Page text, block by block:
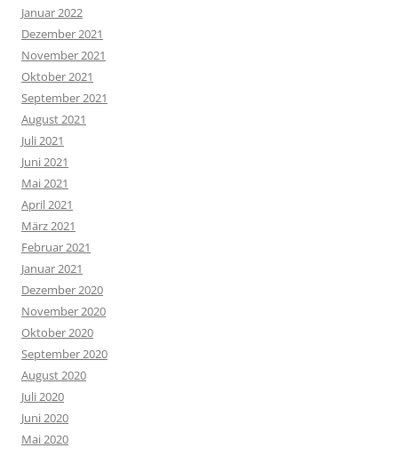
Januar 2022
Dezember 2021
November 2021
Oktober 2021
September 2021
August 2021
Juli 2021
Juni 2021
Mai 2021
April 2021
März 2021
Februar 2021
Januar 2021
Dezember 2020
November 2020
Oktober 2020
September 2020
August 2020
Juli 2020
Juni 2020
Mai 2020